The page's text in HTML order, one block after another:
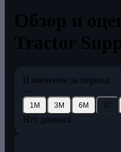
Изменение за период
—
1М 3М 6М 1Г
Нет данных